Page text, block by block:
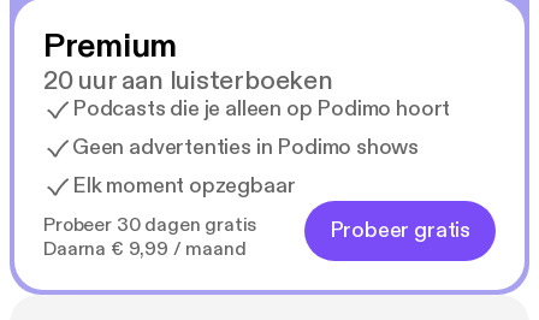
Premium
20 uur aan luisterboeken
Podcasts die je alleen op Podimo hoort
Geen advertenties in Podimo shows
Elk moment opzegbaar
Probeer 30 dagen gratis
Daarna € 9,99 / maand
Probeer gratis